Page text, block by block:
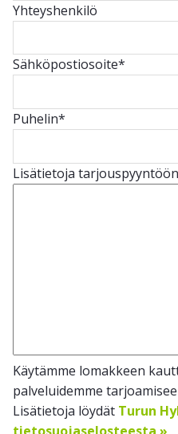
Yhteyshenkilö
Sähköpostiosoite*
Puhelin*
Lisätietoja
Käytämme lomakkeen
palveluidemme
Lisätietoja löydät Turun
tietosuojaselosteesta »